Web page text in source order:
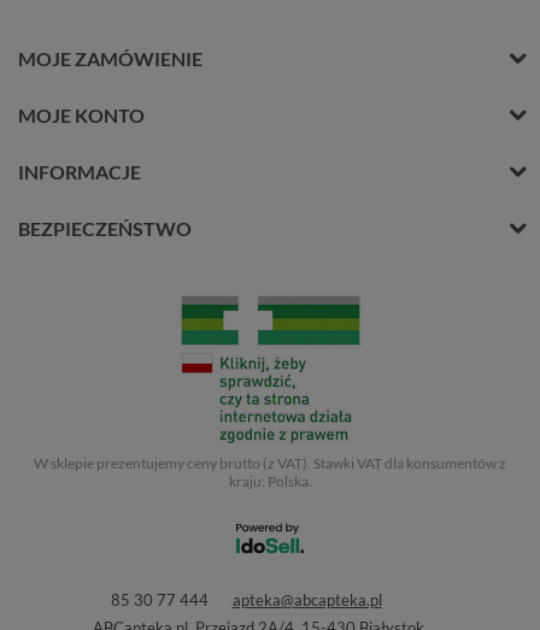
MOJE ZAMÓWIENIE
MOJE KONTO
INFORMACJE
BEZPIECZEŃSTWO
W sklepie prezentujemy ceny brutto (z VAT). Stawki VAT dla konsumentów z
kraju: Polska.
85 30 77 444
apteka@abcapteka.pl